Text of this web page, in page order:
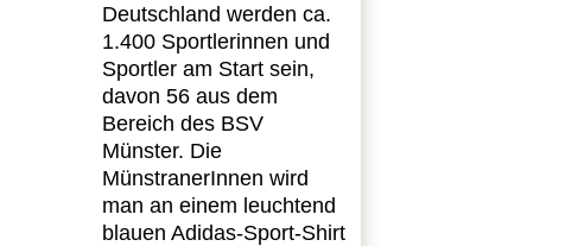
Deutschland werden ca.
1.400 Sportlerinnen und
Sportler am Start sein,
davon 56 aus dem
Bereich des BSV
Münster. Die
MünstranerInnen wird
man an einem leuchtend
blauen Adidas-Sport-Shirt